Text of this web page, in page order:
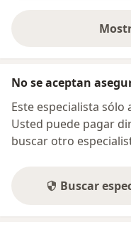
No se aceptan
Este especialista
Usted puede pagar
buscar otro
Buscar